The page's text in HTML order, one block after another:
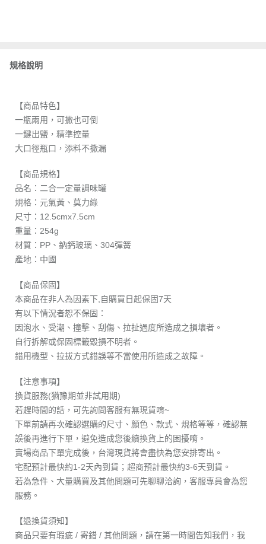
規格說明
【商品特色】
一瓶兩用，可撒也可倒
一鍵出鹽，精準控量
大口徑瓶口，添料不撒漏
【商品規格】
品名：二合一定量調味罐
規格：元氣黃、莫力綠
尺寸：12.5cmx7.5cm
重量：254g
材質：PP、鈉鈣玻璃、304彈簧
產地：中國
【商品保固】
本商品在非人為因素下,自購買日起保固7天
有以下情況者恕不保固：
因泡水、受潮、撞擊、刮傷、拉扯過度所造成之損壞者。
自行拆解或保固標籤毀損不明者。
錯用機型、拉拔方式錯誤等不當使用所造成之故障。
【注意事項】
換貨服務(猶豫期並非試用期)
若趕時間的話，可先詢問客服有無現貨唷~
下單前請再次確認選購的尺寸、顏色、款式、規格等等，確認無
誤後再進行下單，避免造成您後續換貨上的困擾唷。
賣場商品下單完成後，台灣現貨將會盡快為您安排寄出。
宅配預計最快約1-2天內到貨；超商預計最快約3-6天到貨。
若為急件、大量購買及其他問題可先聊聊洽詢，客服專員會為您
服務。
【退換貨須知】
商品只要有瑕疵 / 寄錯 / 其他問題，請在第一時間告知我們，我